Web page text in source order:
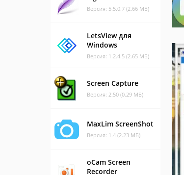
Версия: 5.5.0.7 (2.66 МБ)
LetsView для
Windows
Версия: 1.2.4.5 (2.65 МБ)
Screen Capture
Версия: 2.50 (0.29 МБ)
MaxLim ScreenShot
Версия: 1.4 (2.23 МБ)
oCam Screen
Recorder